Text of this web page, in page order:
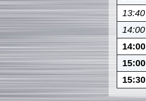
13:40
14:00
14:00
15:00
15:30